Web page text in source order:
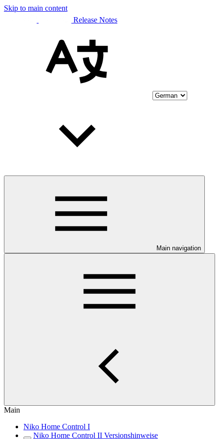
Skip to main content
Release Notes
Main navigation
Main
Niko Home Control I
Niko Home Control II Versionshinweise